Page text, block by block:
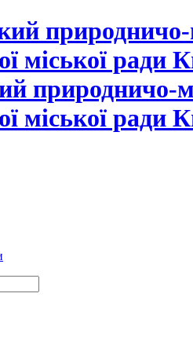
міської ради